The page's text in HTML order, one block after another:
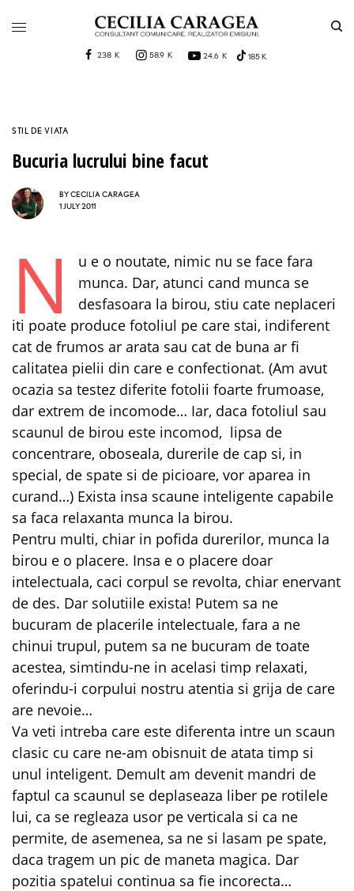
238 K 58.9 K 24.6 K 185 K
STIL DE VIATA
Bucuria lucrului bine facut
BYCECILIA CARAGEA
1 JULY 2011
N
u e o noutate, nimic nu se face fara
munca. Dar, atunci cand munca se
desfasoara la birou, stiu cate neplaceri
iti poate produce fotoliul pe care stai, indiferent
cat de frumos ar arata sau cat de buna ar fi
calitatea pielii din care e confectionat. (Am avut
ocazia sa testez diferite fotolii foarte frumoase,
dar extrem de incomode… Iar, daca fotoliul sau
scaunul de birou este incomod, lipsa de
concentrare, oboseala, durerile de cap si, in
special, de spate si de picioare, vor aparea in
curand…) Exista insa scaune inteligente capabile
sa faca relaxanta munca la birou.
Pentru multi, chiar in pofida durerilor, munca la
birou e o placere. Insa e o placere doar
intelectuala, caci corpul se revolta, chiar enervant
de des. Dar solutiile exista! Putem sa ne
bucuram de placerile intelectuale, fara a ne
chinui trupul, putem sa ne bucuram de toate
acestea, simtindu-ne in acelasi timp relaxati,
oferindu-i corpului nostru atentia si grija de care
are nevoie…
Va veti intreba care este diferenta intre un scaun
clasic cu care ne-am obisnuit de atata timp si
unul inteligent. Demult am devenit mandri de
faptul ca scaunul se deplaseaza liber pe rotilele
lui, ca se regleaza usor pe verticala si ca ne
permite, de asemenea, sa ne si lasam pe spate,
daca tragem un pic de maneta magica. Dar
pozitia spatelui continua sa fie incorecta…